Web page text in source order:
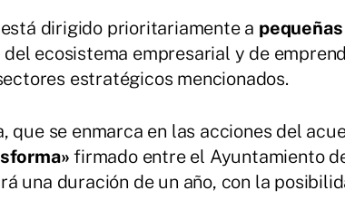
dirigido prioritariamente a
del ecosistema empresarial y de
estratégicos mencionados.
que se enmarca en las acciones del
firmado entre el Ayuntamiento
una duración de un año, con la